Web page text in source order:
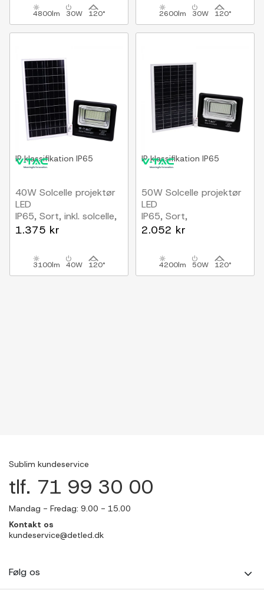
4800lm 30W 120° 2600lm 30W 120°
IP klassifikation IP65
40W Solcelle projektør
LED
IP65, Sort, inkl. solcelle,
fjernbetjening
1.375 kr
3100lm 40W 120°
IP klassifikation IP65
50W Solcelle projektør
LED
IP65, Sort,
arbejdslampe, inkl.
2.052 kr
4200lm 50W 120°
Sublim kundeservice
tlf. 71 99 30 00
Mandag - Fredag: 9.00 - 15.00
Kontakt os
kundeservice@detled.dk
Følg os